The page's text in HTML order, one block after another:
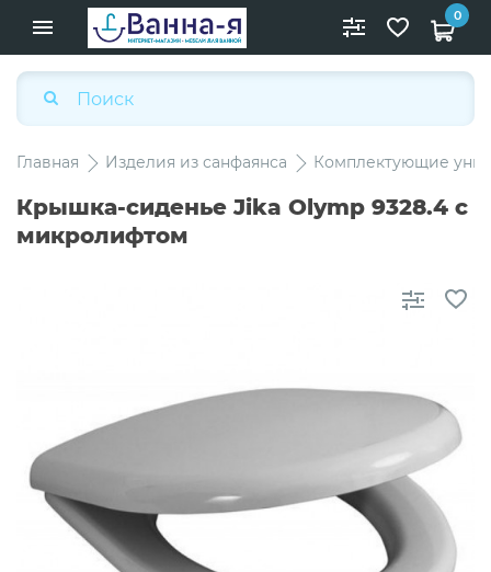
0
Главная Изделия из санфаянса Комплектующие
Крышка-сиденье Jika Olymp 9328.4 с
микролифтом